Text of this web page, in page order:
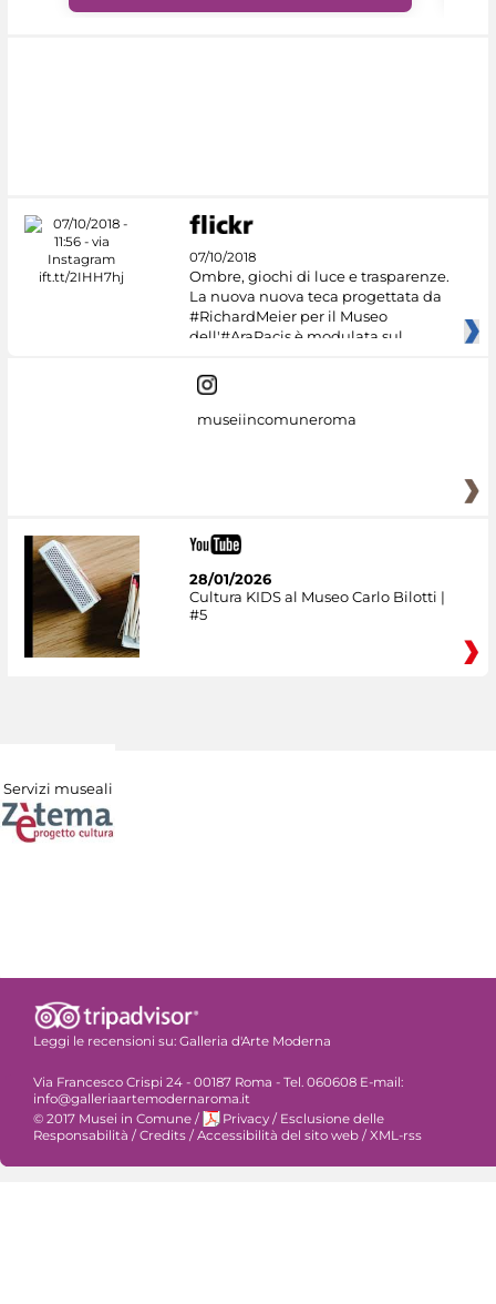
07/10/2018
Ombre, giochi di luce e trasparenze.
La nuova nuova teca progettata da
#RichardMeier per il Museo
dell'#AraPacis è modulata sul
museiincomuneroma
28/01/2026
Cultura KIDS al Museo Carlo Bilotti |
#5
Servizi museali
Leggi le recensioni su: Galleria d'Arte Moderna
Via Francesco Crispi 24 - 00187 Roma - Tel. 060608 E-mail:
info@galleriaartemodernaroma.it
© 2017 Musei in Comune / Privacy / Esclusione delle
Responsabilità /Credits /Accessibilità del sito web /XML-rss